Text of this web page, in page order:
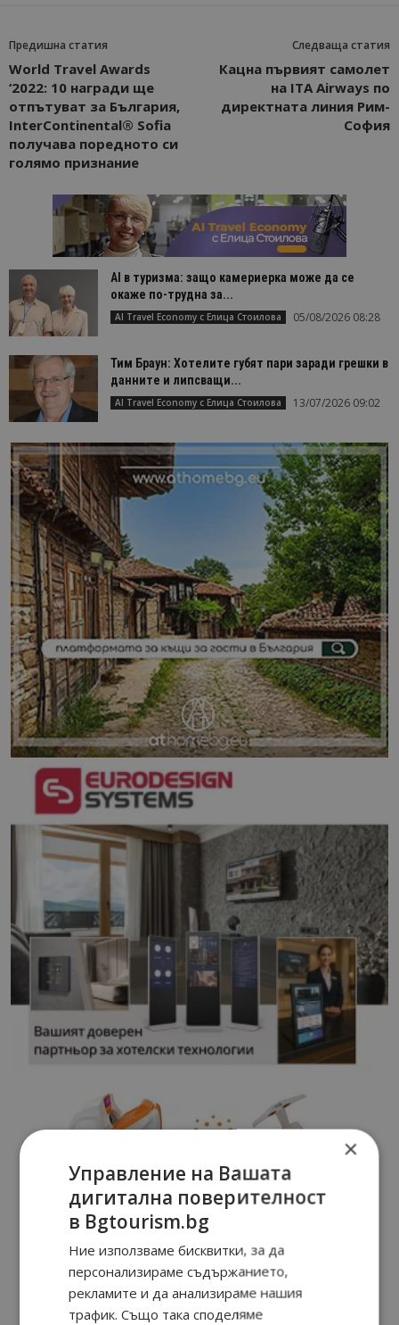
Предишна статия
World Travel Awards
‘2022: 10 награди ще
отпътуват за България,
InterContinental® Sofia
получава поредното си
голямо признание
Следваща статия
Кацна първият самолет
на ITA Airways по
директната линия Рим-
София
AI в туризма: защо камериерка може да се
окаже по-трудна за...
AI Travel Economy с Елица Стоилова 05/08/2026 08:28
Тим Браун: Хотелите губят пари заради грешки в
данните и липсващи...
AI Travel Economy с Елица Стоилова 13/07/2026 09:02
×
Управление на Вашата
дигитална поверителност
в Bgtourism.bg
Ние използваме бисквитки, за да
персонализираме съдържанието,
рекламите и да анализираме нашия
трафик. Също така споделяме